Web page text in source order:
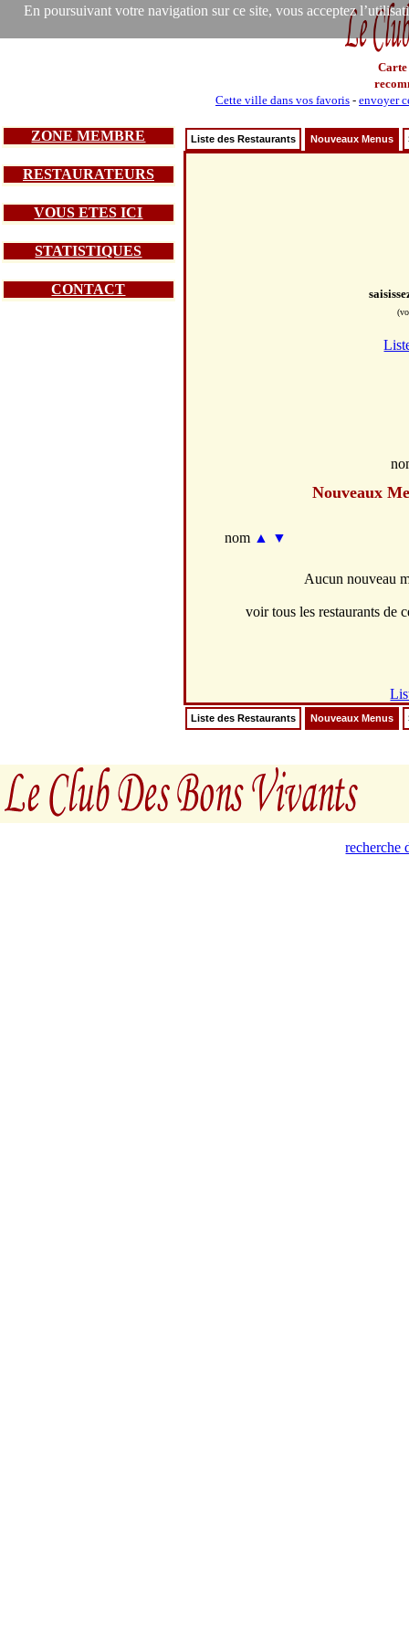
En poursuivant votre navigation sur ce site, vous acceptez
Carte
Cette ville dans vos favoris - envoyer
ZONE MEMBRE
RESTAURATEURS
VOUS ETES ICI
STATISTIQUES
CONTACT
Liste des Restaurants Nouveaux Menus
Nouveaux
nom ▲ ▼
Aucun nouveau
voir tous les restaurants de
Liste des Restaurants Nouveaux Menus
recherche